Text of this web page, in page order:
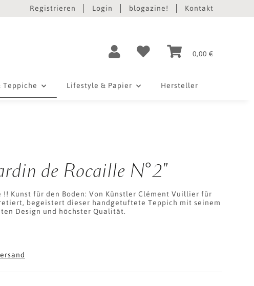
Registrieren Login blogazine! Kontakt
0,00 €
Teppiche Lifestyle & Papier Hersteller
de Rocaille N°2"
!! Kunst für den Boden: Von Künstler Clément Vuillier für
begeistert dieser handgetuftete Teppich mit seinem
Design und höchster Qualität.